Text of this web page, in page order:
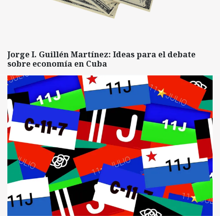
Jorge I. Guillén Martínez: Ideas para el debate
sobre economía en Cuba